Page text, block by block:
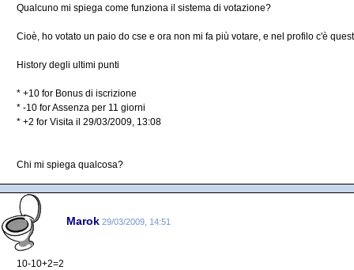
Qualcuno mi spiega come funziona il sistema di votazione?
Cioè, ho votato un paio do cse e ora non mi fa più votare, e nel profilo c'è
History degli ultimi punti
* +10 for Bonus di iscrizione
* -10 for Assenza per 11 giorni
* +2 for Visita il 29/03/2009, 13:08
Chi mi spiega qualcosa?
Marok 29/03/2009, 14:51
10-10+2=2